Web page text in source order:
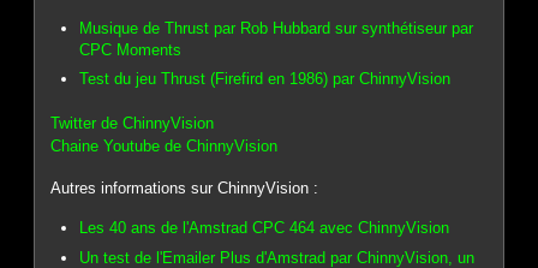
Musique de Thrust par Rob Hubbard sur synthétiseur par
CPC Moments
Test du jeu Thrust (Firefird en 1986) par ChinnyVision
Twitter de ChinnyVision
Chaine Youtube de ChinnyVision
Autres informations sur ChinnyVision :
Les 40 ans de l'Amstrad CPC 464 avec ChinnyVision
Un test de l'Emailer Plus d'Amstrad par ChinnyVision, un